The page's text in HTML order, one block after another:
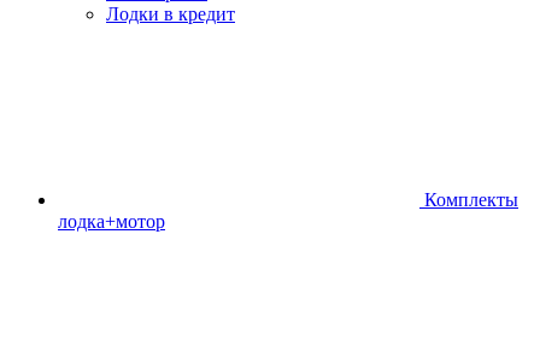
Лодки в кредит
Комплекты
лодка+мотор